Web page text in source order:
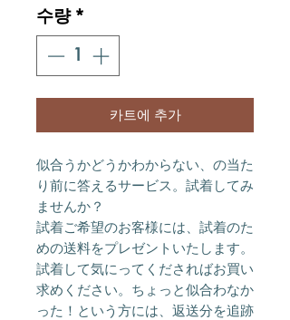
수량 *
카트에 추가
似合うかどうかわからない、の当た
り前に答えるサービス。試着してみ
ませんか？
試着ご希望のお客様には、試着のた
めの送料をプレゼントいたします。
試着して気にってくださればお買い
求めください。ちょっと似合わなか
った！という方には、返送分を追跡